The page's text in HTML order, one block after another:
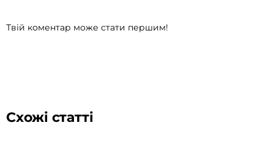
Твій коментар може стати першим!
Схожі статті